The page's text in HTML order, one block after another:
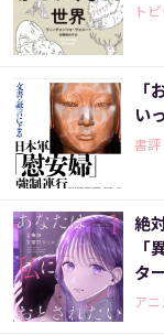
ト
い
書評
絶
タ
ア